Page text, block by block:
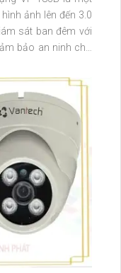
ảnh lên đến 3.0
bảo an ninh cho
đẹp và chất lượng